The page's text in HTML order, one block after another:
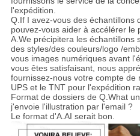
l'expédition.
Q.If I avez-vous des échantillons
pouvez-vous aider à accélérer le
A.We précipitera les échantillons
des styles/des couleurs/logo /
vous images numériques avant
vous êtes satisfaisant, nous
fournissez-nous votre compte de
UPS et le TNT pour l'expédition
Format de dossiers de Q.What
j'envoie l'illustration par l'email ?
Le format d'A.AI serait bon.